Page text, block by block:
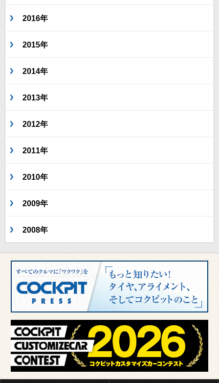
2016年
2015年
2014年
2013年
2012年
2011年
2010年
2009年
2008年